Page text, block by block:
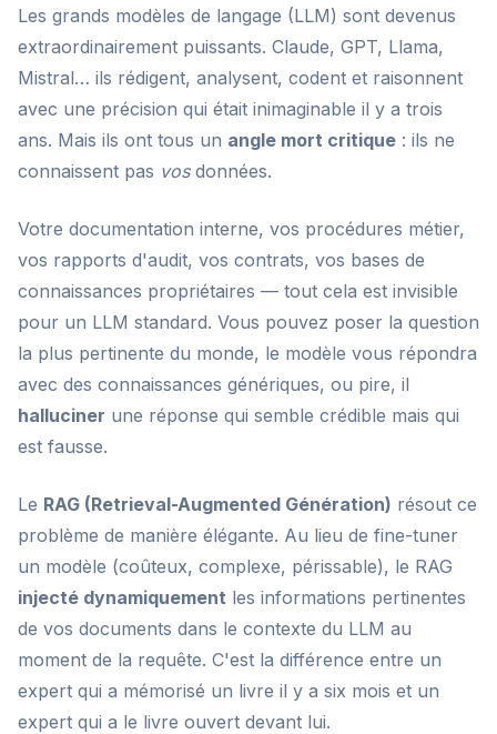
Les grands modèles de langage (LLM) sont devenus
extraordinairement puissants. Claude, GPT, Llama,
Mistral… ils rédigent, analysent, codent et raisonnent
avec une précision qui était inimaginable il y a trois
ans. Mais ils ont tous un angle mort critique : ils ne
connaissent pas vosdonnées.
Votre documentation interne, vos procédures métier,
vos rapports d'audit, vos contrats, vos bases de
connaissances propriétaires — tout cela est invisible
pour un LLM standard. Vous pouvez poser la question
la plus pertinente du monde, le modèle vous répondra
avec des connaissances génériques, ou pire, il
halluciner une réponse qui semble crédible mais qui
est fausse.
Le RAG (Retrieval-Augmented Génération) résout ce
problème de manière élégante. Au lieu de fine-tuner
un modèle (coûteux, complexe, périssable), le RAG
injecté dynamiquement les informations pertinentes
de vos documents dans le contexte du LLM au
moment de la requête. C'est la différence entre un
expert qui a mémorisé un livre il y a six mois et un
expert qui a le livre ouvert devant lui.